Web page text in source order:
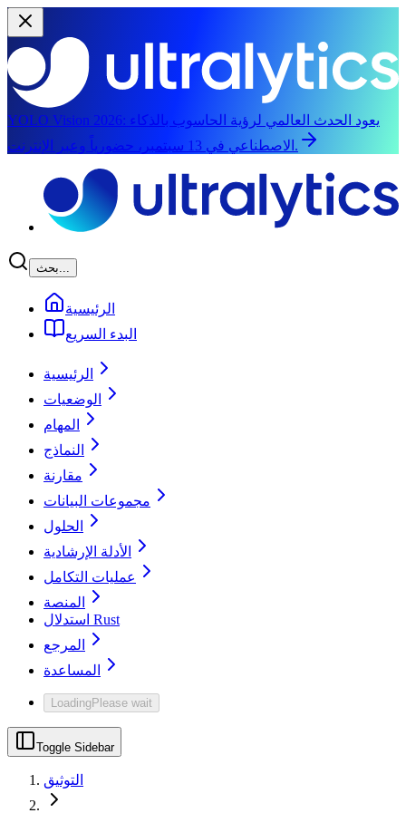
YOLO Vision 2026: يعود الحدث العالمي لرؤية الحاسوب بالذكاء
الاصطناعي في 13 سبتمبر، حضورياً وعبر الإنترنت.
بحث...
الرئيسية
البدء السريع
الرئيسية
الوضعيات
المهام
النماذج
مقارنة
مجموعات البيانات
الحلول
الأدلة الإرشادية
عمليات التكامل
المنصة
استدلال Rust
المرجع
المساعدة
LoadingPlease wait
Toggle Sidebar
التوثيق